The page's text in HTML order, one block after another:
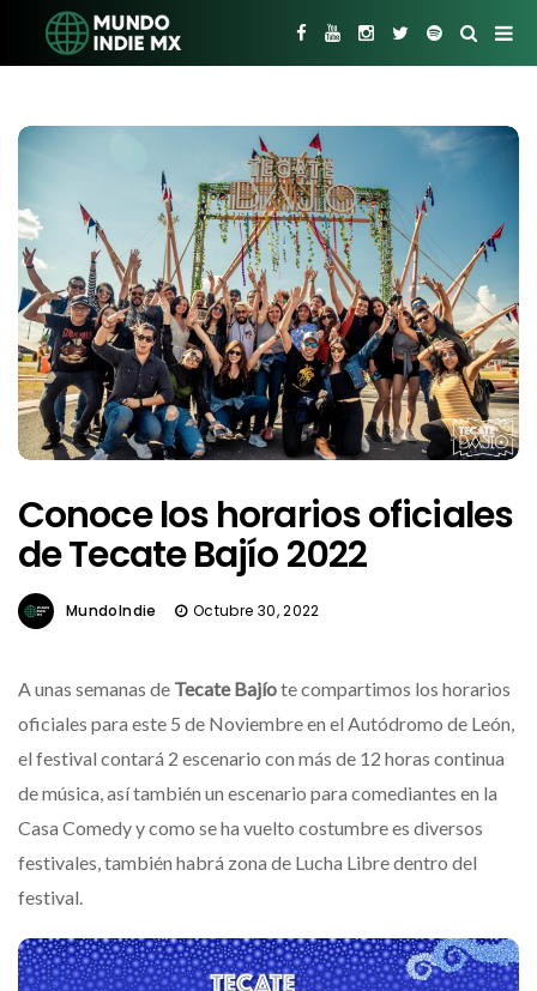
Conoce los horarios oficiales
de Tecate Bajío 2022
MundoIndie Octubre 30, 2022
A unas semanas de Tecate Bajíote compartimos los horarios
oficiales para este 5 de Noviembre en el Autódromo de León,
el festival contará 2 escenario con más de 12 horas continua
de música, así también un escenario para comediantes en la
Casa Comedy y como se ha vuelto costumbre es diversos
festivales, también habrá zona de Lucha Libre dentro del
festival.